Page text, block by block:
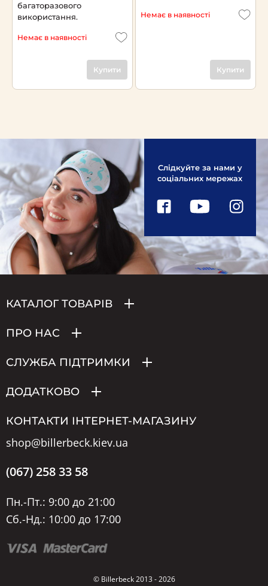
багаторазового
використання.
Немає в наявності
Купити
Немає в наявності
Купити
Слідкуйте за нами у
соціальних мережах
КАТАЛОГ ТОВАРІВ
ПРО НАС
СЛУЖБА ПІДТРИМКИ
ДОДАТКОВО
КОНТАКТИ ІНТЕРНЕТ-МАГАЗИНУ
shop@billerbeck.kiev.ua
(067) 258 33 58
Пн.-Пт.: 9:00 до 21:00
Сб.-Нд.: 10:00 до 17:00
© Billerbeck 2013 - 2026